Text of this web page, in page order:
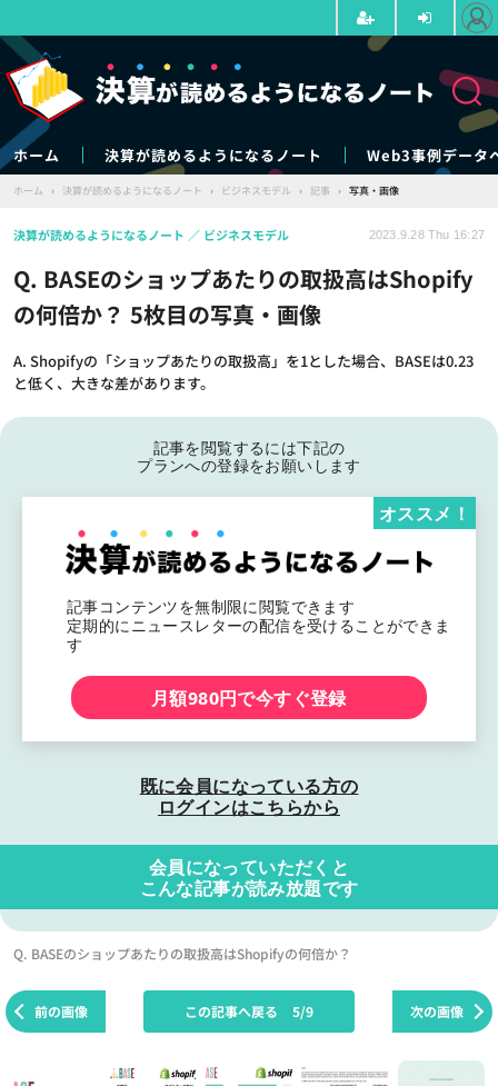
ホーム 決算が読めるようになるノート Web3事例データ
ホーム › 決算が読めるようになるノート › ビジネスモデル › 記事 › 写真・画像
Q. BASEのショップあたりの取扱高はShopify
の何倍か？ 5枚目の写真・画像
A. Shopifyの「ショップあたりの取扱高」を1とした場合、BASEは0.23
と低く、大きな差があります。
決算が読めるようになるノート ビジネスモデル 2023.9.28 Thu 16:27
記事を閲覧するには下記の
プランへの登録をお願いします
記事コンテンツを無制限に閲覧できます
定期的にニュースレターの配信を受けることができま
す
オススメ！
月額980円で今すぐ登録
既に会員になっている方の
ログインはこちらから
会員になっていただくと
こんな記事が読み放題です
Q. BASEのショップあたりの取扱高はShopifyの何倍か？
前の画像 次の画像
この記事へ戻る 5/9